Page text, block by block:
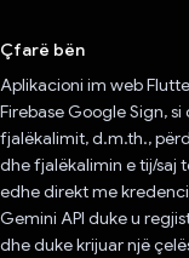
Çfarë bën
Aplikacioni im web
Firebase Google Sign,
fjalëkalimit, d.m.th.,
dhe fjalëkalimin e tij/saj
edhe direkt me
Gemini API duke u
dhe duke krijuar një